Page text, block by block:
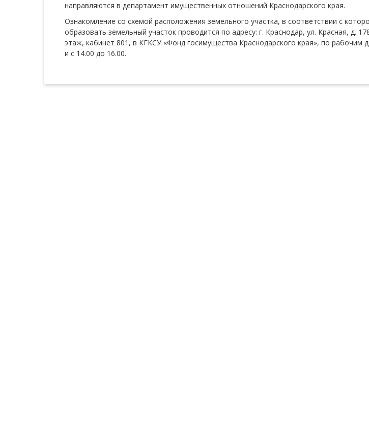
направляются в департамент имущественных отношений Краснодарского края.
Ознакомление со схемой расположения земельного участка, в соответствии с
образовать земельный участок проводится по адресу: г. Краснодар, ул. Красная, д.
этаж, кабинет 801, в КГКСУ «Фонд госимущества Краснодарского края», по рабочим
и с 14.00 до 16.00.